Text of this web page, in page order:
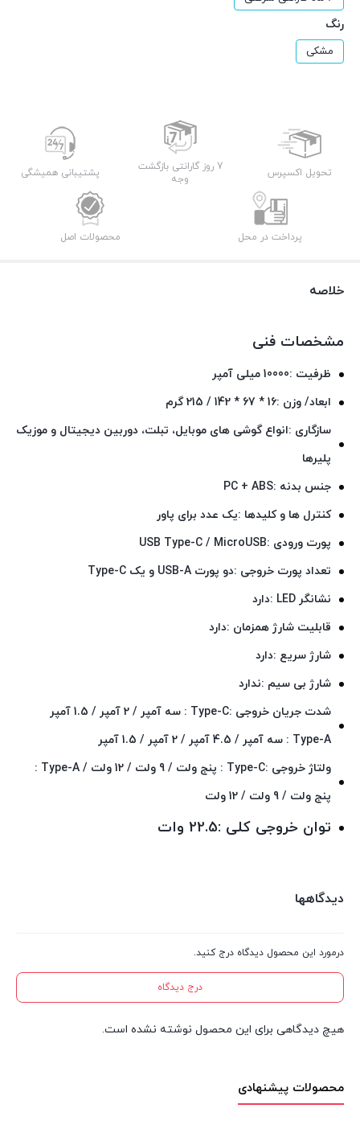
رنگ
مشکی
تحویل اکسپرس
7 روز گارانتی بازگشت
وجه
پشتیبانی همیشگی
پرداخت در محل محصولات اصل
خلاصه
مشخصات فنی
ظرفیت :10000 میلی آمپر
ابعاد/ وزن :16 * 67 * 142 / 215 گرم
سازگاری :انواع گوشی های موبایل، تبلت، دوربین دیجیتال و موزیک
پلیرها
جنس بدنه :PC + ABS
کنترل‌ ها و کلید‌ها :یک عدد برای پاور
پورت ورودی :USB Type-C / MicroUSB
تعداد پورت خروجی :دو پورت USB-A و یک Type-C
نشانگر LED :دارد
قابلیت شارژ همزمان :دارد
شارژ سریع :دارد
شارژ بی‌ سیم :ندارد
شدت جریان خروجی :Type-C : سه آمپر / 2 آمپر / 1.5 آمپر
Type-A : سه آمپر / 4.5 آمپر / 2 آمپر / 1.5 آمپر
ولتاژ خروجی :Type-C : پنج ولت / 9 ولت / 12 ولت / Type-A :
پنج ولت / 9 ولت / 12 ولت
توان خروجی کلی :22.5 وات
دیدگاهها
درمورد این محصول دیدگاه درج کنید.
درج دیدگاه
هیچ دیدگاهی برای این محصول نوشته نشده است.
محصولات پیشنهادی